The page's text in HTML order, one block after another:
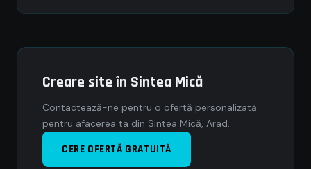
Creare site în Sintea Mică
Contactează-ne pentru o ofertă personalizată
pentru afacerea ta din Sintea Mică, Arad.
CERE OFERTĂ GRATUITĂ